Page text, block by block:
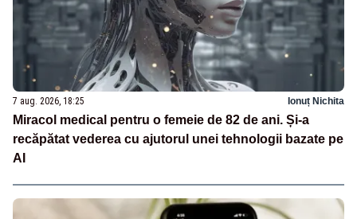
7 aug. 2026, 18:25 Ionuț Nichita
Miracol medical pentru o femeie de 82 de ani. Și-a
recăpătat vederea cu ajutorul unei tehnologii bazate pe
AI